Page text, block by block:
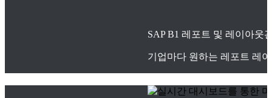
SAP B1 레포트 및 레이아웃
기업마다 원하는 레포트 레